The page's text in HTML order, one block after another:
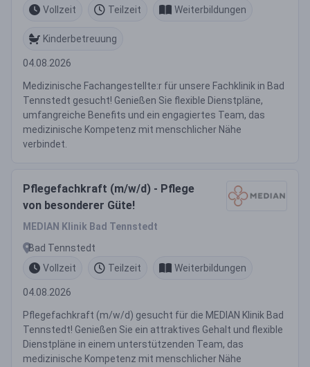
Vollzeit
Teilzeit Weiterbildungen
Kinderbetreuung
04.08.2026
Medizinische Fachangestellte:r für unsere Fachklinik in Bad
Tennstedt gesucht! Genießen Sie flexible Dienstpläne,
umfangreiche Benefits und ein engagiertes Team, das
medizinische Kompetenz mit menschlicher Nähe
verbindet.
Pflegefachkraft (m/w/d) - Pflege
von besonderer Güte!
MEDIAN Klinik Bad Tennstedt
Bad Tennstedt
Vollzeit
Teilzeit Weiterbildungen
04.08.2026
Pflegefachkraft (m/w/d) gesucht für die MEDIAN Klinik Bad
Tennstedt! Genießen Sie ein attraktives Gehalt und flexible
Dienstpläne in einem unterstützenden Team, das
medizinische Kompetenz mit menschlicher Nähe